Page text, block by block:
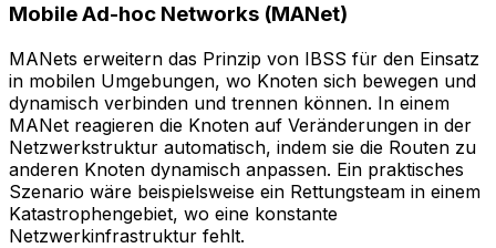
Mobile Ad-hoc Networks (MANet)
MANets erweitern das Prinzip von IBSS für den Einsatz
in mobilen Umgebungen, wo Knoten sich bewegen und
dynamisch verbinden und trennen können. In einem
MANet reagieren die Knoten auf Veränderungen in der
Netzwerkstruktur automatisch, indem sie die Routen zu
anderen Knoten dynamisch anpassen. Ein praktisches
Szenario wäre beispielsweise ein Rettungsteam in einem
Katastrophengebiet, wo eine konstante
Netzwerkinfrastruktur fehlt.